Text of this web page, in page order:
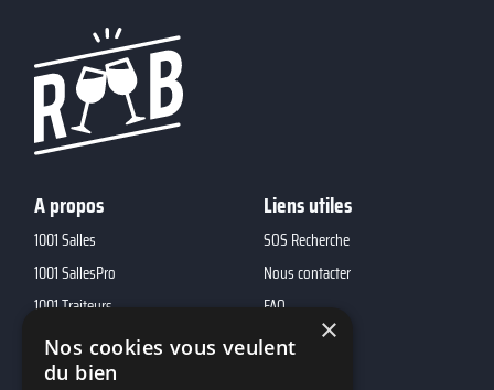
A propos
1001 Salles
1001 SallesPro
1001 Traiteurs
1001 DJ
10h01
Liens utiles
SOS Recherche
Nous contacter
FAQ
×
Nos cookies vous veulent
du bien